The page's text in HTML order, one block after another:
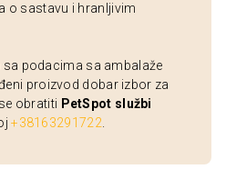
o sastavu i hranljivim
podacima sa ambalaže
proizvod dobar izbor za
obratiti PetSpot službi
+38163291722